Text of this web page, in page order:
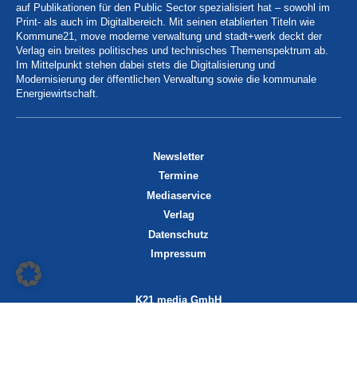
auf Publikationen für den Public Sector spezialisiert hat – sowohl im
Print- als auch im Digitalbereich. Mit seinen etablierten Titeln wie
Kommune21, move moderne verwaltung und stadt+werk deckt der
Verlag ein breites politisches und technisches Themenspektrum ab.
Im Mittelpunkt stehen dabei stets die Digitalisierung und
Modernisierung der öffentlichen Verwaltung sowie die kommunale
Energiewirtschaft.
Newsletter
Termine
Mediaservice
Verlag
Datenschutz
Impressum
K21 media GmbH